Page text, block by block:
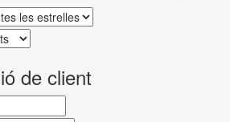
de client